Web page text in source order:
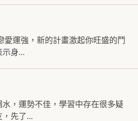
運強，新的計畫激起你旺盛的鬥
身...
，運勢不佳，學習中存在很多疑
先了...